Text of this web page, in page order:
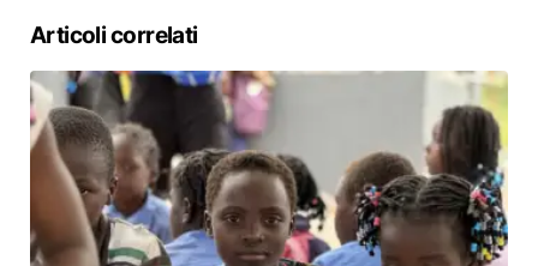
Articoli correlati